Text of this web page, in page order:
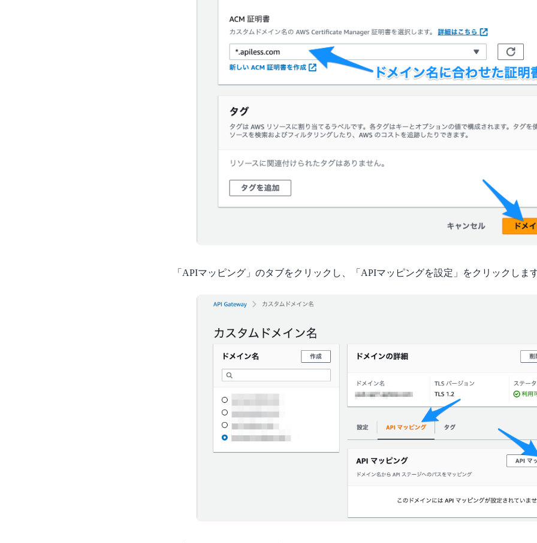
「APIマッピング」のタブをクリックし、「APIマッピングを設定」をクリックしま